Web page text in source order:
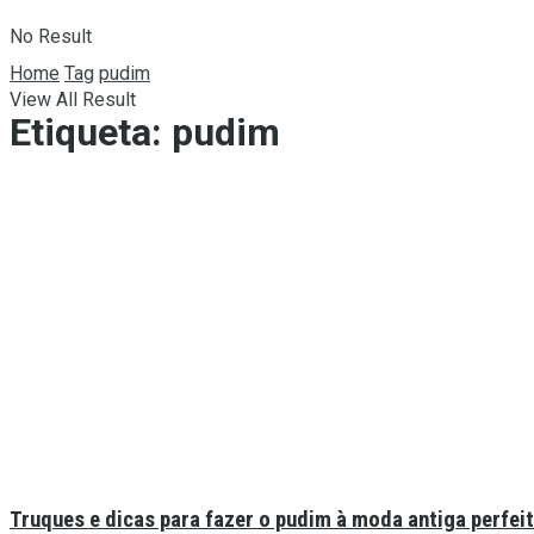
No Result
View All Result
Home Tag pudim
Etiqueta: pudim
Truques e dicas para fazer o pudim à moda antiga